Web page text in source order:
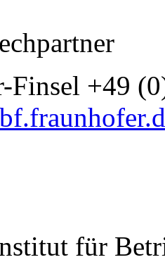
Finsel +49
für